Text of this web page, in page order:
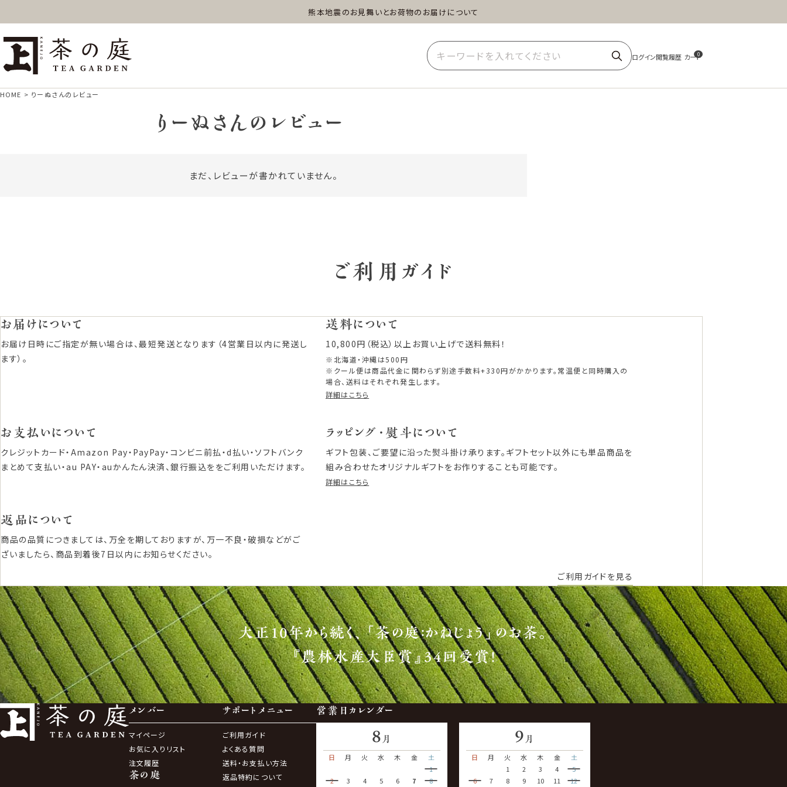
熊本地震のお見舞いとお荷物のお届けについて
0
水出し茶
抹茶 商品一覧
HOME りーぬさんのレビュー
りーぬさんのレビュー
まだ、レビューが書かれていません。
ご利用ガイド
お届けについて
お届け日時にご指定が無い場合は、最短発送となります（4営業日以内に発送し
ます）。
送料について
10,800円（税込）以上お買い上げで送料無料！
※北海道・沖縄は500円
※クール便は商品代金に関わらず別途手数料+330円がかかります。常温便と同時購入の
場合、送料はそれぞれ発生します。
詳細はこちら
お支払いについて
クレジットカード・Amazon Pay・PayPay・コンビニ前払・d払い・ソフトバンク
まとめて支払い・au PAY・auかんたん決済、銀行振込ををご利用いただけます。
ラッピング・熨斗について
ギフト包装、ご要望に沿った熨斗掛け承ります。ギフトセット以外にも単品商品を
組み合わせたオリジナルギフトをお作りすることも可能です。
詳細はこちら
返品について
商品の品質につきましては、万全を期しておりますが、万一不良・破損などがご
ざいましたら、商品到着後7日以内にお知らせください。
ご利用ガイドを見る
大正10年から続く、「茶の庭：かねじょう」のお茶。
『農林水産大臣賞』34回受賞！
メンバー
マイページ
お気に入りリスト
注文履歴
茶の庭
サポートメニュー
ご利用ガイド
よくある質問
送料・お支払い方法
返品特約について
営業日カレンダー
8 月
日
月 火 水 木 金
土
1
2
3 4 5 6 7 8
9 月
日
月 火 水 木 金
土
1
2 3 4
5
6
7 8 9 10 11 12